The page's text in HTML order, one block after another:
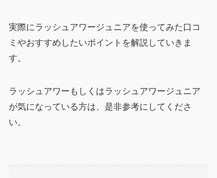
実際にラッシュアワージュニアを使ってみた口コ
ミやおすすめしたいポイントを解説していきま
す。
ラッシュアワーもしくはラッシュアワージュニア
が気になっている方は、是非参考にしてくださ
い。